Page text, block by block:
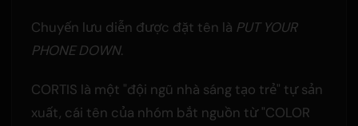
Chuyến lưu diễn được đặt tên là PUT YOUR
PHONE DOWN.
CORTIS là một "đội ngũ nhà sáng tạo trẻ" tự sản
xuất, cái tên của nhóm bắt nguồn từ "COLOR